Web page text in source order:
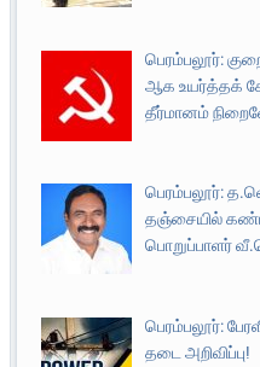
பெரம்பலூர்:
ஆக உயர்த்தக்
தீர்மானம்
பெரம்பலூர்:
தஞ்சையில்
பொறுப்பாளர்
பெரம்பலூர்:
தடை அறிவிப்பு!